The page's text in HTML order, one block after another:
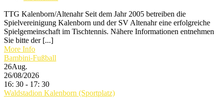
TTG Kalenborn/Altenahr Seit dem Jahr 2005 betreiben die
Spielvereinigung Kalenborn und der SV Altenahr eine erfolgreiche
Spielgemeinschaft im Tischtennis. Nähere Informationen entnehmen
Sie bitte der [...]
More Info
Bambini-Fußball
26Aug.
26/08/2026
16: 30 - 17: 30
Waldstadion Kalenborn (Sportplatz)